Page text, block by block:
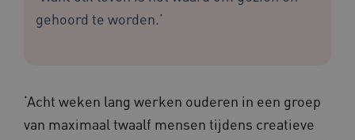
gehoord te worden.’
‘Acht weken lang werken ouderen in een groep
van maximaal twaalf mensen tijdens creatieve